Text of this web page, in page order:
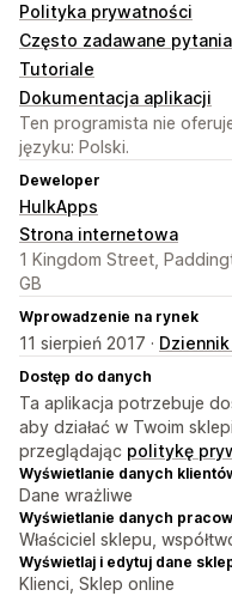
Polityka prywatności
Często zadawane pytania
Tutoriale
Dokumentacja aplikacji
Ten programista nie
języku: Polski.
Deweloper
HulkApps
Strona internetowa
1 Kingdom Street,
GB
Wprowadzenie na rynek
11 sierpień 2017 ·
Dostęp do danych
Ta aplikacja potrzebuje
aby działać w Twoim
przeglądając politykę
Wyświetlanie danych
Dane wrażliwe
Wyświetlanie danych
Właściciel sklepu,
Wyświetlaj i edytuj dane
Klienci, Sklep online